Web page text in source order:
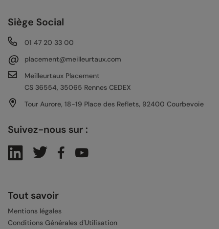
Siège Social
01 47 20 33 00
@
placement@meilleurtaux.com
Meilleurtaux Placement
CS 36554, 35065 Rennes CEDEX
Tour Aurore, 18-19 Place des Reflets, 92400 Courbevoie
Suivez-nous sur :
Tout savoir
Mentions légales
Conditions Générales d'Utilisation